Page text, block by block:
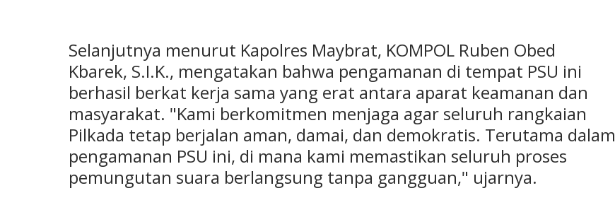
Selanjutnya menurut Kapolres Maybrat, KOMPOL Ruben Obed
Kbarek, S.I.K., mengatakan bahwa pengamanan di tempat PSU ini
berhasil berkat kerja sama yang erat antara aparat keamanan dan
masyarakat. "Kami berkomitmen menjaga agar seluruh rangkaian
Pilkada tetap berjalan aman, damai, dan demokratis. Terutama dalam
pengamanan PSU ini, di mana kami memastikan seluruh proses
pemungutan suara berlangsung tanpa gangguan," ujarnya.